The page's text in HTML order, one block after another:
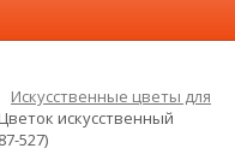
Искусственные цветы для
искусственный
527)